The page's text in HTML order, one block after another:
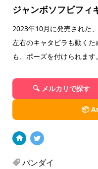
ジャンボソフビフィ
2023年10月に発売された
左右のキャタピラも動く
も、ポーズを付けられます。
🔍 メルカリで探す
📦
バンダイ